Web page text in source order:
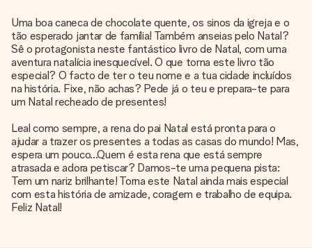
Uma boa caneca de chocolate quente, os sinos da igreja e o
tão esperado jantar de família! Também anseias pelo Natal?
Sê o protagonista neste fantástico livro de Natal, com uma
aventura natalícia inesquecível. O que torna este livro tão
especial? O facto de ter o teu nome e a tua cidade incluídos
na história. Fixe, não achas? Pede já o teu e prepara-te para
um Natal recheado de presentes!
Leal como sempre, a rena do pai Natal está pronta para o
ajudar a trazer os presentes a todas as casas do mundo! Mas,
espera um pouco...Quem é esta rena que está sempre
atrasada e adora petiscar? Damos-te uma pequena pista:
Tem um nariz brilhante! Torna este Natal ainda mais especial
com esta história de amizade, coragem e trabalho de equipa.
Feliz Natal!